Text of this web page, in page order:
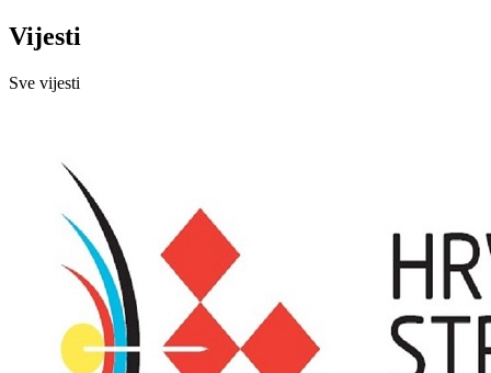
Vijesti
Sve vijesti